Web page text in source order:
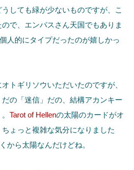
しても緑が少ないものですが、こ
で、エンパスさん天国でもありま
人的にタイプだったのが嬉しかっ
トギリソウいただいたのですが、
の「迷信」だの、結構アカンキー
Tarot of Hellenの太陽のカードがオ
ょっと複雑な気分になりました
から太陽なんだけどね。